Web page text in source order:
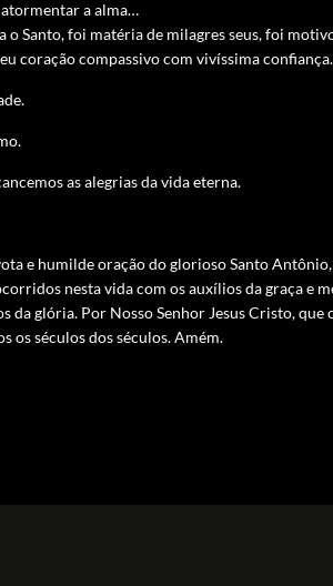
a alma…
Santo, foi matéria de milagres seus, foi
coração compassivo com vivíssima confiança.
as alegrias da vida eterna.
e humilde oração do glorioso Santo
nesta vida com os auxílios da graça e
da glória. Por Nosso Senhor Jesus Cristo, que
os séculos dos séculos. Amém.